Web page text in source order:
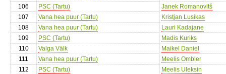
106
PSC (Tartu)
Janek Romanovitš
107
Vana hea puur (Tartu)
Kristjan Lusikas
108
Vana hea puur (Tartu)
Lauri Kadajane
109
PSC (Tartu)
Madis Kuriks
110
Valga Välk
Maikel Daniel
111
Vana hea puur (Tartu)
Meelis Ombler
112
PSC (Tartu) Meelis Uleksin